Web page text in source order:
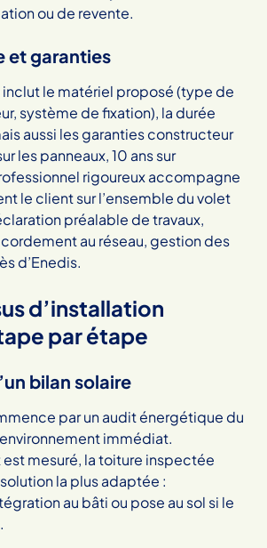
ou de revente.
et garanties
le matériel proposé (type de
système de fixation), la durée
aussi les garanties constructeur
les panneaux, 10 ans sur
rigoureux accompagne
le client sur l’ensemble du volet
préalable de travaux,
au réseau, gestion des
d’Enedis.
d’installation
par étape
bilan solaire
par un audit énergétique du
immédiat.
est mesuré, la toiture inspectée
la plus adaptée :
au bâti ou pose au sol si le